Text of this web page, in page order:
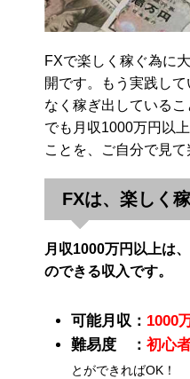
FXで楽しく稼ぐ為に
開です。もう実践し
なく稼ぎ出している
でも月収1000万円以
ことを、ご自分で見て
FXは、楽しく
月収1000万円以上は
のできる収入です。
可能月収： 1000
難易度 ： 初心
とができればOK！